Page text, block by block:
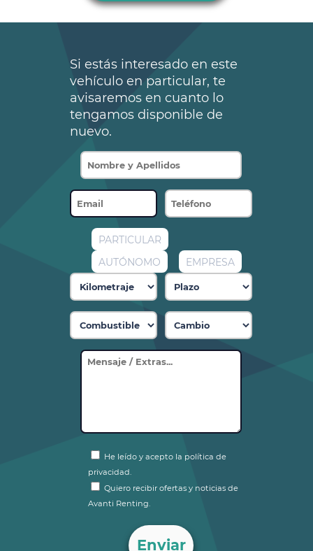
Si estás interesado en este
vehículo en particular, te
avisaremos en cuanto lo
tengamos disponible de
nuevo.
PARTICULAR
AUTÓNOMO
EMPRESA
He leído y acepto la política de
privacidad.
Quiero recibir ofertas y noticias de
Avanti Renting.